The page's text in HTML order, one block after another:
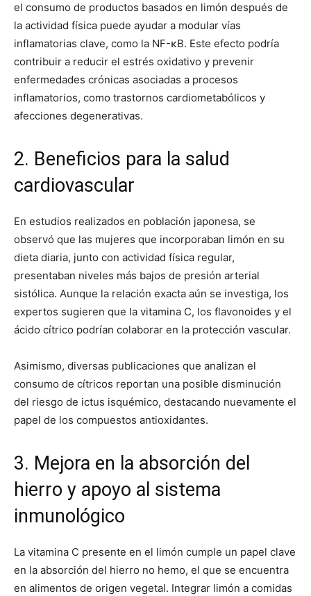
el consumo de productos basados en limón después de
la actividad física puede ayudar a modular vías
inflamatorias clave, como la NF-κB. Este efecto podría
contribuir a reducir el estrés oxidativo y prevenir
enfermedades crónicas asociadas a procesos
inflamatorios, como trastornos cardiometabólicos y
afecciones degenerativas.
2. Beneficios para la salud
cardiovascular
En estudios realizados en población japonesa, se
observó que las mujeres que incorporaban limón en su
dieta diaria, junto con actividad física regular,
presentaban niveles más bajos de presión arterial
sistólica. Aunque la relación exacta aún se investiga, los
expertos sugieren que la vitamina C, los flavonoides y el
ácido cítrico podrían colaborar en la protección vascular.
Asimismo, diversas publicaciones que analizan el
consumo de cítricos reportan una posible disminución
del riesgo de ictus isquémico, destacando nuevamente el
papel de los compuestos antioxidantes.
3. Mejora en la absorción del
hierro y apoyo al sistema
inmunológico
La vitamina C presente en el limón cumple un papel clave
en la absorción del hierro no hemo, el que se encuentra
en alimentos de origen vegetal. Integrar limón a comidas